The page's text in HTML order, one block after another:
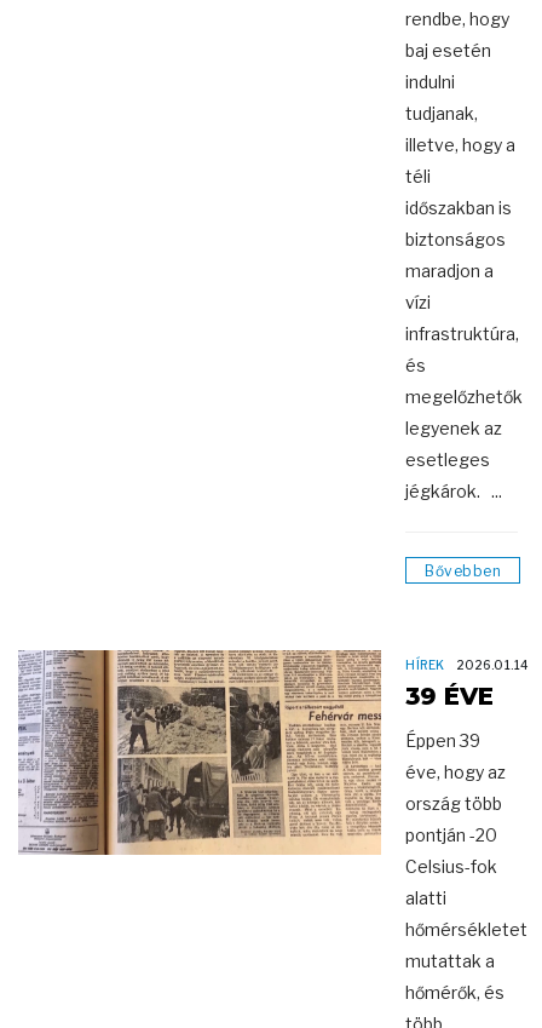
rendbe, hogy
baj esetén
indulni
tudjanak,
illetve, hogy a
téli
időszakban is
biztonságos
maradjon a
vízi
infrastruktúra,
és
megelőzhetők
legyenek az
esetleges
jégkárok. ...
Bővebben
HÍREK 2026.01.14
39 ÉVE
Éppen 39
éve, hogy az
ország több
pontján -20
Celsius-fok
alatti
hőmérsékletet
mutattak a
hőmérők, és